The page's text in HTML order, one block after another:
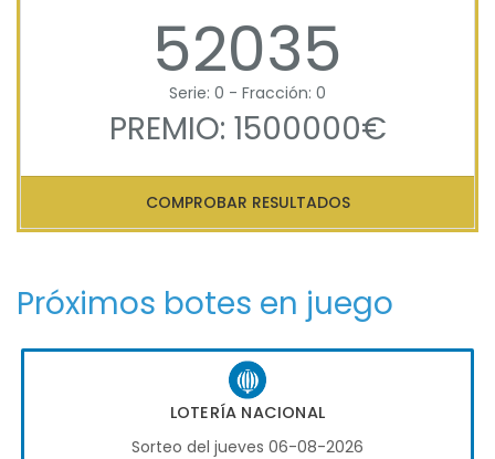
52035
Serie: 0 - Fracción: 0
PREMIO: 1500000€
COMPROBAR RESULTADOS
Próximos botes en juego
LOTERÍA NACIONAL
Sorteo del jueves 06-08-2026